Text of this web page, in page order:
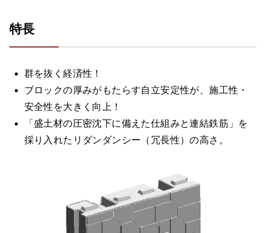
特長
群を抜く経済性！
ブロックの厚みがもたらす自立安定性が、施工性・
安全性を大きく向上！
「盛土材の圧密沈下に備えた仕組みと連結鉄筋」を
採り入れたリダンダンシー（冗長性）の高さ。